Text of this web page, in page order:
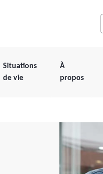
Situations
de vie
À
propos